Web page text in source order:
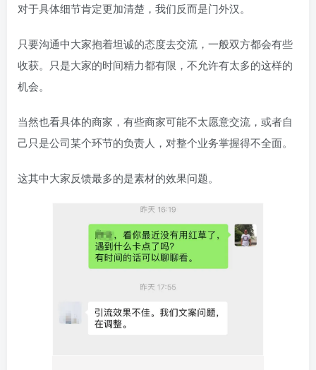
对于具体细节肯定更加清楚，我们反而是门外汉。
只要沟通中大家抱着坦诚的态度去交流，一般双方都会有些
收获。只是大家的时间精力都有限，不允许有太多的这样的
机会。
当然也看具体的商家，有些商家可能不太愿意交流，或者自
己只是公司某个环节的负责人，对整个业务掌握得不全面。
这其中大家反馈最多的是素材的效果问题。